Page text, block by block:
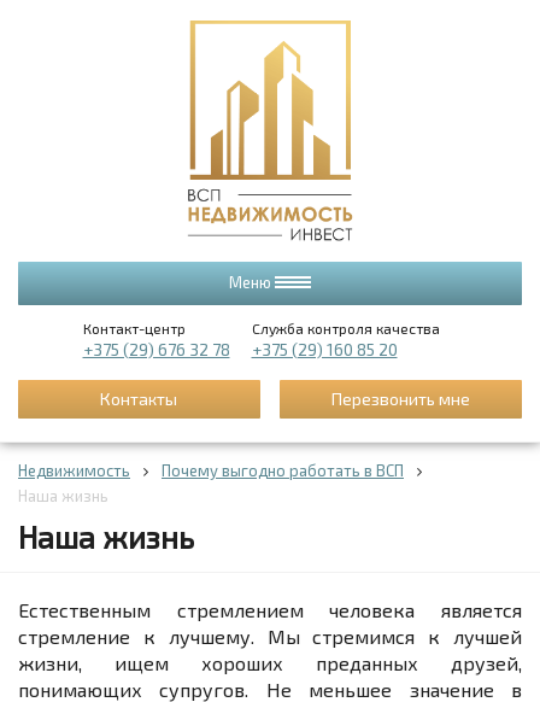
Меню
Контакт-центр
+375 (29) 676 32 78
Служба контроля качества
+375 (29) 160 85 20
Контакты Перезвонить мне
Недвижимость
Почему выгодно работать в ВСП
Наша жизнь
Наша жизнь
Естественным стремлением человека является
стремление к лучшему. Мы стремимся к лучшей
жизни, ищем хороших преданных друзей,
понимающих супругов. Не меньшее значение в